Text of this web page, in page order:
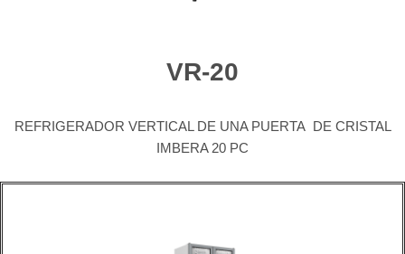
VR-20
REFRIGERADOR VERTICAL DE UNA PUERTA DE CRISTAL
IMBERA 20 PC